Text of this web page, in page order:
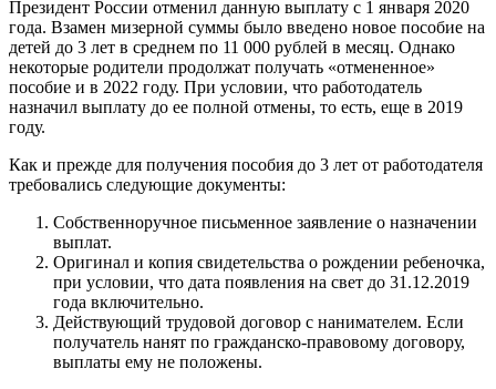
Президент России отменил данную выплату с 1 января 2020
года. Взамен мизерной суммы было введено новое пособие на
детей до 3 лет в среднем по 11 000 рублей в месяц. Однако
некоторые родители продолжат получать «отмененное»
пособие и в 2022 году. При условии, что работодатель
назначил выплату до ее полной отмены, то есть, еще в 2019
году.
Как и прежде для получения пособия до 3 лет от работодателя
требовались следующие документы:
Собственноручное письменное заявление о назначении
выплат.
Оригинал и копия свидетельства о рождении ребеночка,
при условии, что дата появления на свет до 31.12.2019
года включительно.
Действующий трудовой договор с нанимателем. Если
получатель нанят по гражданско-правовому договору,
выплаты ему не положены.